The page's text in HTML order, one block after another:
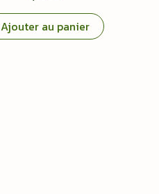
Ajouter au panier